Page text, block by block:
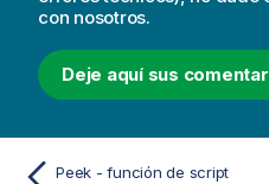
con nosotros.
Deje aquí sus
Peek - función de script